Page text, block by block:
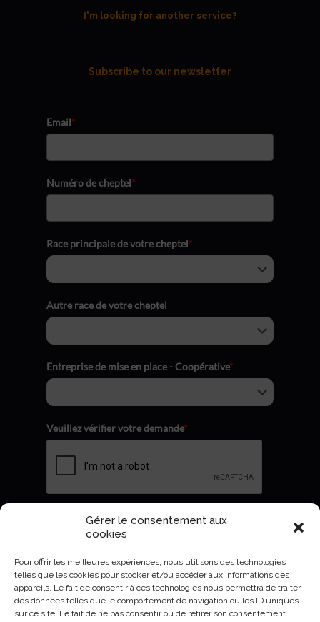
Gérer le consentement aux
cookies
Pour offrir les meilleures expériences, nous utilisons des technologies
telles que les cookies pour stocker et/ou accéder aux informations des
appareils. Le fait de consentir à ces technologies nous permettra de traiter
des données telles que le comportement de navigation ou les ID uniques
sur ce site. Le fait de ne pas consentir ou de retirer son consentement
I'm looking for another service?
Subscribe to our newsletter
Email*
Numéro de cheptel*
Race principale de votre cheptel*
Autre race de votre cheptel
Entreprise de mise en place - Coopérative*
Veuillez vérifier votre demande*
Envoyer